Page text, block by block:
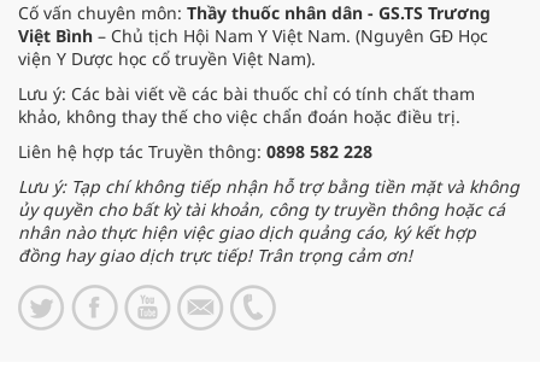
Cố vấn chuyên môn: Thầy thuốc nhân dân - GS.TS Trương
Việt Bình – Chủ tịch Hội Nam Y Việt Nam. (Nguyên GĐ Học
viện Y Dược học cổ truyền Việt Nam).
Lưu ý: Các bài viết về các bài thuốc chỉ có tính chất tham
khảo, không thay thế cho việc chẩn đoán hoặc điều trị.
Liên hệ hợp tác Truyền thông: 0898 582 228
Lưu ý: Tạp chí không tiếp nhận hỗ trợ bằng tiền mặt và không
ủy quyền cho bất kỳ tài khoản, công ty truyền thông hoặc cá
nhân nào thực hiện việc giao dịch quảng cáo, ký kết hợp
đồng hay giao dịch trực tiếp! Trân trọng cảm ơn!